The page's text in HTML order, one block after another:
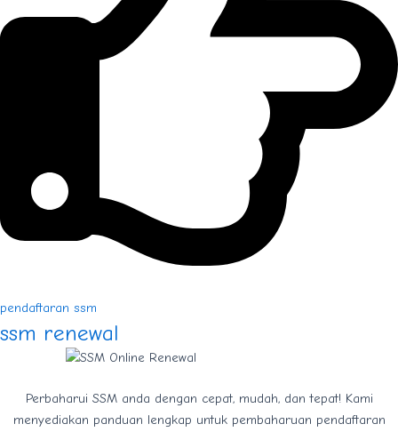
pendaftaran ssm
ssm renewal
Perbaharui SSM anda dengan cepat, mudah, dan tepat! Kami
menyediakan panduan lengkap untuk pembaharuan pendaftaran